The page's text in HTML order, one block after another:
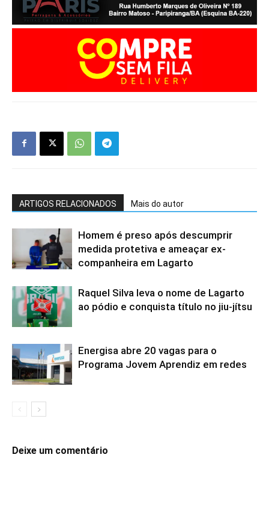
ARTIGOS RELACIONADOS Mais do autor
Homem é preso após descumprir
medida protetiva e ameaçar ex-
companheira em Lagarto
Raquel Silva leva o nome de Lagarto
ao pódio e conquista título no jiu-jítsu
Energisa abre 20 vagas para o
Programa Jovem Aprendiz em redes
Deixe um comentário